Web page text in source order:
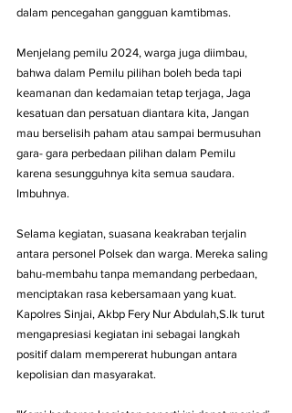
dalam pencegahan gangguan kamtibmas.
Menjelang pemilu 2024, warga juga diimbau,
bahwa dalam Pemilu pilihan boleh beda tapi
keamanan dan kedamaian tetap terjaga, Jaga
kesatuan dan persatuan diantara kita, Jangan
mau berselisih paham atau sampai bermusuhan
gara- gara perbedaan pilihan dalam Pemilu
karena sesungguhnya kita semua saudara.
Imbuhnya.
Selama kegiatan, suasana keakraban terjalin
antara personel Polsek dan warga. Mereka saling
bahu-membahu tanpa memandang perbedaan,
menciptakan rasa kebersamaan yang kuat.
Kapolres Sinjai, Akbp Fery Nur Abdulah,S.Ik turut
mengapresiasi kegiatan ini sebagai langkah
positif dalam mempererat hubungan antara
kepolisian dan masyarakat.